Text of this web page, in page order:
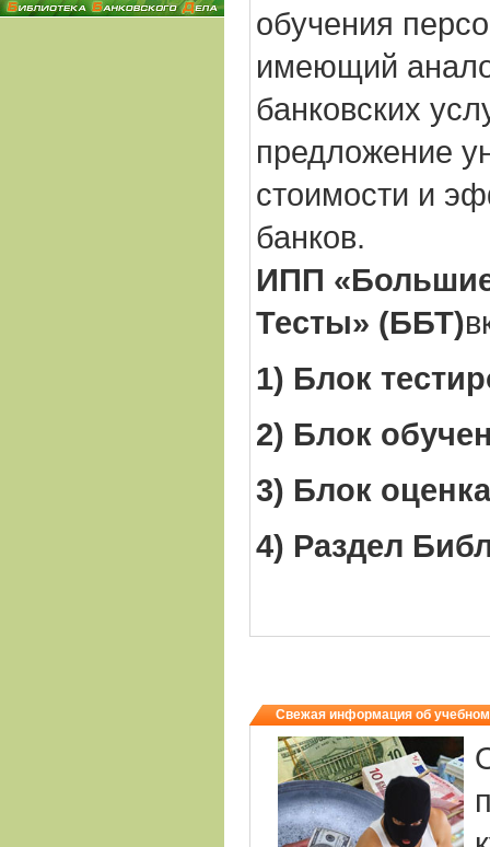
обучения
имеющий
банковских
предложение
стоимости и
банков.
ИПП
Тесты» (ББТ)
1) Блок
2) Блок
3) Блок
4) Раздел
Свежая информация об